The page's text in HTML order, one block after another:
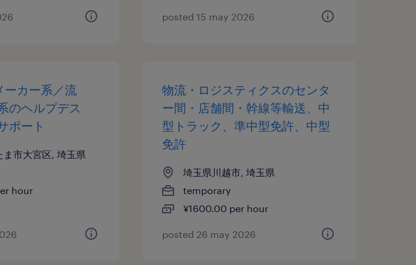
posted 15 may 2026
カー系／流
のヘルプデス
ポート
ま市大宮区, 埼玉県
hour
物流・ロジスティクスのセンタ
ー間・店舗間・幹線等輸送、中
型トラック、準中型免許、中型
免許
埼玉県川越市, 埼玉県
temporary
¥1600.00 per hour
posted 26 may 2026